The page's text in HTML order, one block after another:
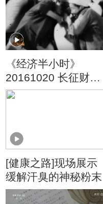
《经济半小时》
20161020 长征财经
密码：长征前的苏维
[健康之路]现场展示
缓解汗臭的神秘粉末